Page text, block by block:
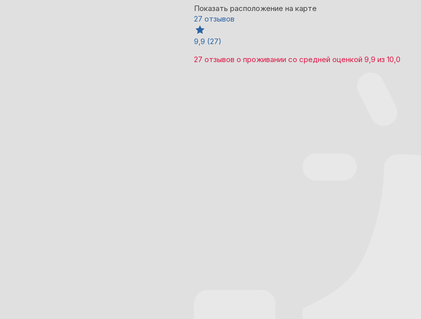
Показать расположение на карте
27 отзывов
9,9 (27)
27 отзывов о проживании со средней оценкой 9,9 из 10,0